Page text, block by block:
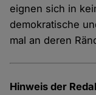
eignen sich in
demokratische
mal an deren
Hinweis der